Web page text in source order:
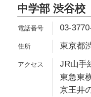
中学部 渋谷校
03-
東京都
JR山手
東急東
京王井